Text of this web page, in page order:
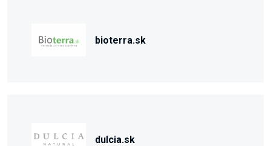
bioterra.sk
dulcia.sk